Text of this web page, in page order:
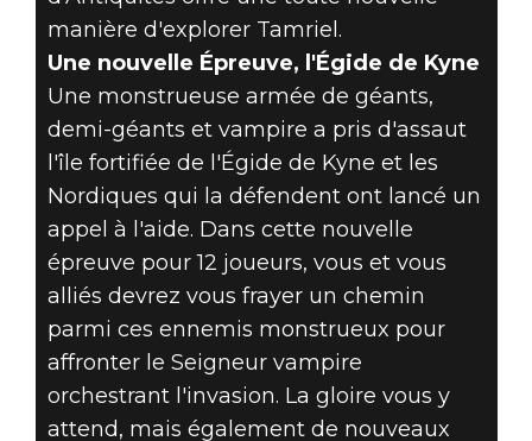
manière d'explorer Tamriel.
Une nouvelle Épreuve, l'Égide de Kyne
Une monstrueuse armée de géants,
demi-géants et vampire a pris d'assaut
l'île fortifiée de l'Égide de Kyne et les
Nordiques qui la défendent ont lancé un
appel à l'aide. Dans cette nouvelle
épreuve pour 12 joueurs, vous et vous
alliés devrez vous frayer un chemin
parmi ces ennemis monstrueux pour
affronter le Seigneur vampire
orchestrant l'invasion. La gloire vous y
attend, mais également de nouveaux